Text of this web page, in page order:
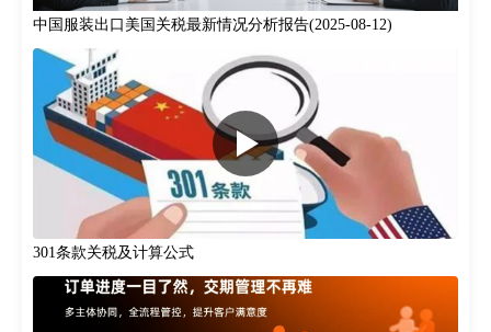
中国服装出口美国关税最新情况分析报告(2025-08-12)
301条款关税‌及计算公式